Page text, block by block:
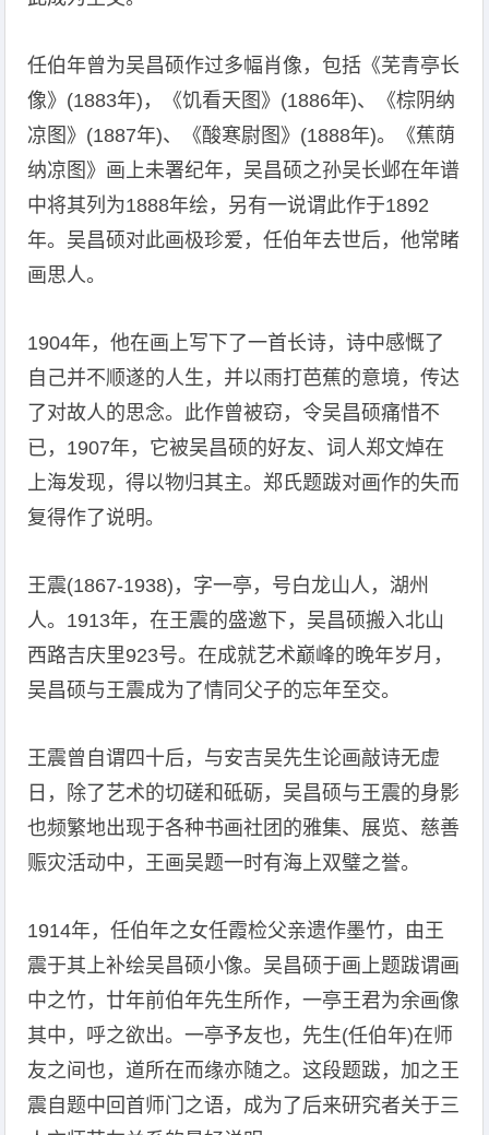
任伯年曾为吴昌硕作过多幅肖像，包括《芜青亭长
像》(1883年)，《饥看天图》(1886年)、《棕阴纳
凉图》(1887年)、《酸寒尉图》(1888年)。《蕉荫
纳凉图》画上未署纪年，吴昌硕之孙吴长邺在年谱
中将其列为1888年绘，另有一说谓此作于1892
年。吴昌硕对此画极珍爱，任伯年去世后，他常睹
画思人。
1904年，他在画上写下了一首长诗，诗中感慨了
自己并不顺遂的人生，并以雨打芭蕉的意境，传达
了对故人的思念。此作曾被窃，令吴昌硕痛惜不
已，1907年，它被吴昌硕的好友、词人郑文焯在
上海发现，得以物归其主。郑氏题跋对画作的失而
复得作了说明。
王震(1867-1938)，字一亭，号白龙山人，湖州
人。1913年，在王震的盛邀下，吴昌硕搬入北山
西路吉庆里923号。在成就艺术巅峰的晚年岁月，
吴昌硕与王震成为了情同父子的忘年至交。
王震曾自谓四十后，与安吉吴先生论画敲诗无虚
日，除了艺术的切磋和砥砺，吴昌硕与王震的身影
也频繁地出现于各种书画社团的雅集、展览、慈善
赈灾活动中，王画吴题一时有海上双璧之誉。
1914年，任伯年之女任霞检父亲遗作墨竹，由王
震于其上补绘吴昌硕小像。吴昌硕于画上题跋谓画
中之竹，廿年前伯年先生所作，一亭王君为余画像
其中，呼之欲出。一亭予友也，先生(任伯年)在师
友之间也，道所在而缘亦随之。这段题跋，加之王
震自题中回首师门之语，成为了后来研究者关于三